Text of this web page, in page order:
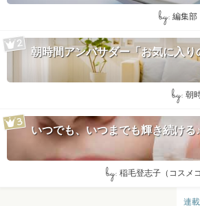
by: 編集部
朝時間アンバサダー「お気に入り
by: 朝
いつでも、いつまでも輝き続ける
by: 稲毛登志子（コスメ
連